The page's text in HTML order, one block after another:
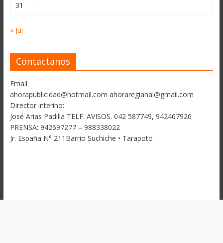
31
« Jul
Contactanos
Email:
ahorapublicidad@hotmail.com ahoraregianal@gmail.com
Director interino:
José Arias Padilla TELF. AVISOS. 042 587749, 942467926
PRENSA: 942697277 – 988338022
Jr. España N° 211Barrio Suchiche • Tarapoto